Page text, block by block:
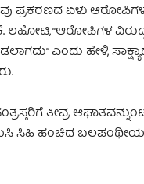
ಪ್ರಕರಣದ ಏಳು
ಲಹೋಟಿ, “ಆರೋಪಿಗಳ
ಎಂದು ಹೇಳಿ,
ತೀವ್ರ
ಸಿಹಿ ಹಂಚಿದ ಬಲಪಂಥೀಯ